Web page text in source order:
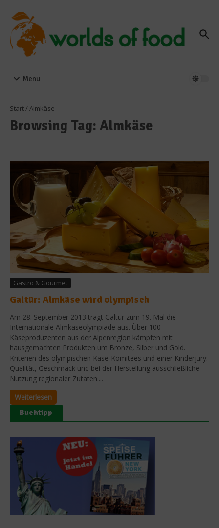
Menu
Start/ Almkäse
Browsing Tag: Almkäse
Gastro & Gourmet
Galtür: Almkäse wird olympisch
Am 28. September 2013 trägt Galtür zum 19. Mal die
Internationale Almkäseolympiade aus. Über 100
Käseproduzenten aus der Alpenregion kämpfen mit
hausgemachten Produkten um Bronze, Silber und Gold.
Kriterien des olympischen Käse-Komitees und einer Kinderjury:
Qualität, Geschmack und bei der Herstellung ausschließliche
Nutzung regionaler Zutaten....
Weiterlesen
Buchtipp